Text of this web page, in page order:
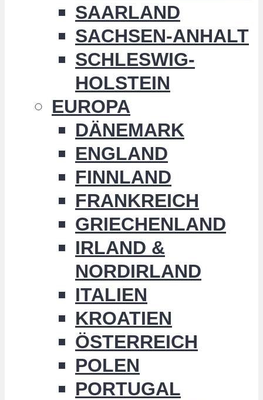
SAARLAND
SACHSEN-ANHALT
SCHLESWIG-
HOLSTEIN
EUROPA
DÄNEMARK
ENGLAND
FINNLAND
FRANKREICH
GRIECHENLAND
IRLAND &
NORDIRLAND
ITALIEN
KROATIEN
ÖSTERREICH
POLEN
PORTUGAL